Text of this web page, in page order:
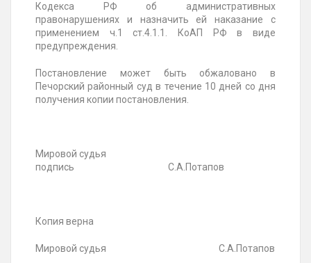
Кодекса РФ об административных
правонарушениях и назначить ей наказание с
применением ч.1 ст.4.1.1. КоАП РФ в виде
предупреждения.
Постановление может быть обжаловано в
Печорский районный суд в течение 10 дней со дня
получения копии постановления.
Мировой судья
подпись С.А.Потапов
Копия верна
Мировой судья С.А.Потапов